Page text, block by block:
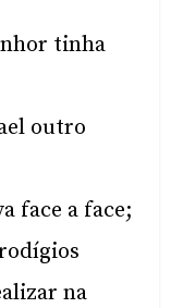
tinha
outro
face a face;
na